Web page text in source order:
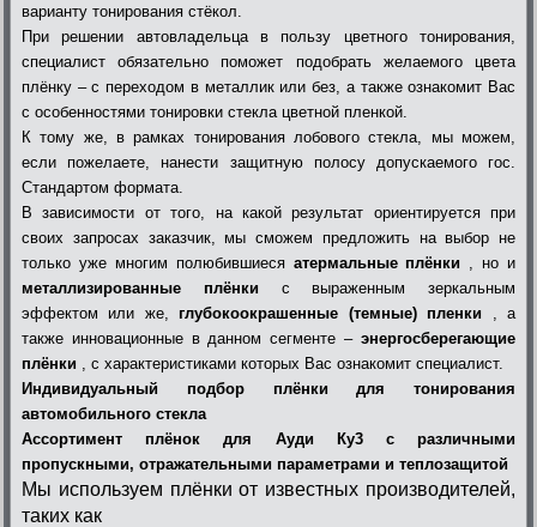
варианту тонирования стёкол.
При решении автовладельца в пользу цветного тонирования,
специалист обязательно поможет подобрать желаемого цвета
плёнку – с переходом в металлик или без, а также ознакомит Вас
с особенностями тонировки стекла цветной пленкой.
К тому же, в рамках тонирования лобового стекла, мы можем,
если пожелаете, нанести защитную полосу допускаемого гос.
Стандартом формата.
В зависимости от того, на какой результат ориентируется при
своих запросах заказчик, мы сможем предложить на выбор не
только уже многим полюбившиеся атермальные плёнки , но и
металлизированные плёнки с выраженным зеркальным
эффектом или же, глубокоокрашенные (темные) пленки , а
также инновационные в данном сегменте – энергосберегающие
плёнки , с характеристиками которых Вас ознакомит специалист.
Индивидуальный подбор плёнки для тонирования
автомобильного стекла
Ассортимент плёнок для Ауди Ку3 с различными
пропускными, отражательными параметрами и теплозащитой
Мы используем плёнки от известных производителей,
таких как